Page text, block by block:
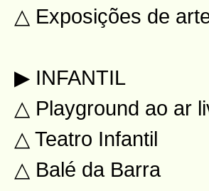
△ Exposições de
▶ INFANTIL
△ Playground ao ar
△ Teatro Infantil
△ Balé da Barra